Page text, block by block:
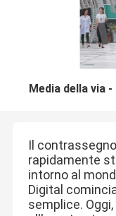
Media della via
Il
rapidamente
intorno al
Digital
semplice.